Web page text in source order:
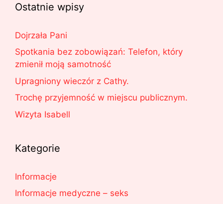
Ostatnie wpisy
Dojrzała Pani
Spotkania bez zobowiązań: Telefon, który
zmienił moją samotność
Upragniony wieczór z Cathy.
Trochę przyjemność w miejscu publicznym.
Wizyta Isabell
Kategorie
Informacje
Informacje medyczne – seks